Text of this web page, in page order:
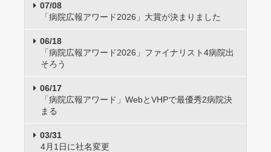
07/08
「病院広報アワード2026」大賞が決まりました
06/18
「病院広報アワード2026」ファイナリスト4病院出
そろう
06/17
「病院広報アワード」WebとVHPで最優秀2病院決
まる
03/31
4月1日に社名変更